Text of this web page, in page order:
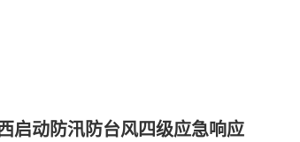
启动防汛防台风四级应急响应